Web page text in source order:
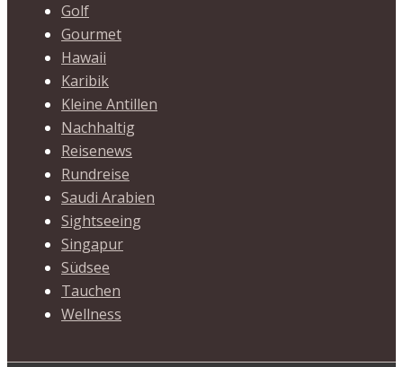
Golf
Gourmet
Hawaii
Karibik
Kleine Antillen
Nachhaltig
Reisenews
Rundreise
Saudi Arabien
Sightseeing
Singapur
Südsee
Tauchen
Wellness